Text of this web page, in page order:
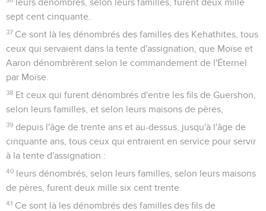
leurs dénombrés, selon leurs familles, furent deux mille
sept cent cinquante.
37 Ce sont là les dénombrés des familles des Kehathites, tous
ceux qui servaient dans la tente d'assignation, que Moïse et
Aaron dénombrèrent selon le commandement de l'Éternel
par Moïse.
38 Et ceux qui furent dénombrés d'entre les fils de Guershon,
selon leurs familles, et selon leurs maisons de pères,
39 depuis l'âge de trente ans et au-dessus, jusqu'à l'âge de
cinquante ans, tous ceux qui entraient en service pour servir
à la tente d'assignation :
40 leurs dénombrés, selon leurs familles, selon leurs maisons
de pères, furent deux mille six cent trente.
41 Ce sont là les dénombrés des familles des fils de